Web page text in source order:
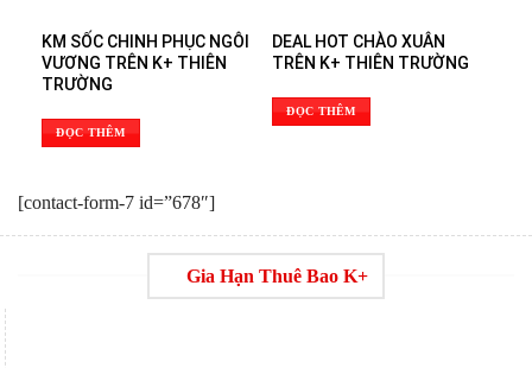
KM SỐC CHINH PHỤC NGÔI
VƯƠNG TRÊN K+ THIÊN
TRƯỜNG
ĐỌC THÊM
DEAL HOT CHÀO XUÂN
TRÊN K+ THIÊN TRƯỜNG
ĐỌC THÊM
[contact-form-7 id=”678″]
Gia Hạn Thuê Bao K+